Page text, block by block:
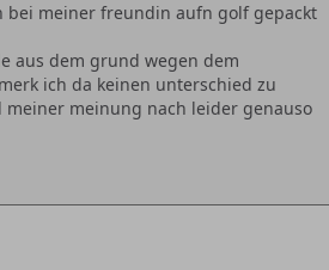
bei meiner freundin aufn golf gepackt
aus dem grund wegen dem
ich da keinen unterschied zu
meiner meinung nach leider genauso